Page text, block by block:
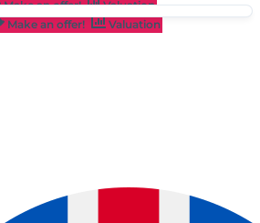
Make an offer!
Valuation
Make an offer! Valuation